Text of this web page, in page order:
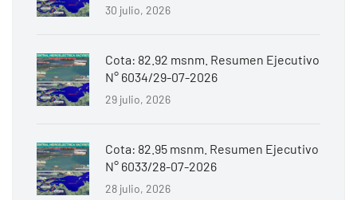
30 julio, 2026
Cota: 82.92 msnm. Resumen Ejecutivo
N° 6034/29-07-2026
29 julio, 2026
Cota: 82.95 msnm. Resumen Ejecutivo
N° 6033/28-07-2026
28 julio, 2026